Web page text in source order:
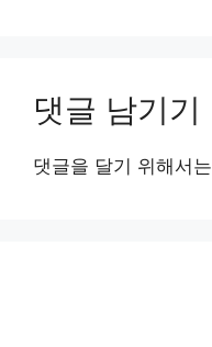
댓글 남기기
댓글을 달기 위해서는